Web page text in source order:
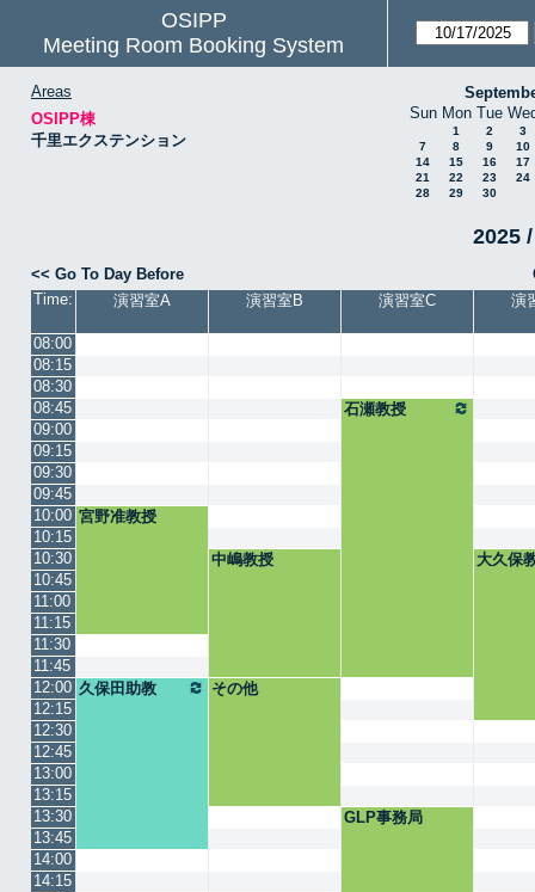
OSIPP
Meeting Room Booking System
Areas
OSIPP棟
千里エクステンション
Sun Mon Tue
1 2
3
7
8 9
10
14
15 16
17
21
22 23
24
28
29 30
2025
<< Go To Day Before
Time:
演習室A 演習室B 演習室C 演
08:00
08:15
08:30
08:45
石瀬教授
09:00
09:15
09:30
09:45
10:00 宮野准教授
10:15
10:30
中嶋教授
大久保
10:45
11:00
11:15
11:30
11:45
12:00 久保田助教
その他
12:15
12:30
12:45
13:00
13:15
13:30
GLP事務局
13:45
14:00
14:15